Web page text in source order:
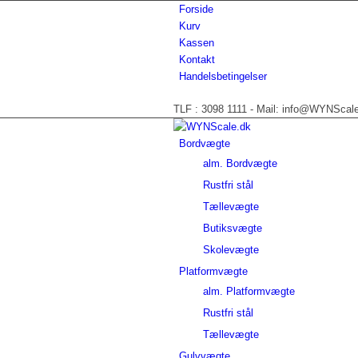
Forside
Kurv
Kassen
Kontakt
Handelsbetingelser
TLF : 3098 1111 - Mail:
Bordvægte
alm. Bordvægte
Rustfri stål
Tællevægte
Butiksvægte
Skolevægte
Platformvægte
alm. Platformvægte
Rustfri stål
Tællevægte